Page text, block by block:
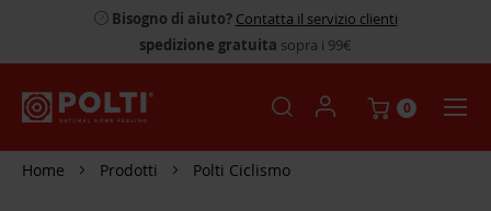
Bisogno di aiuto? Contatta il servizio clienti
spedizione gratuita sopra i 99€
0
Home Prodotti Polti Ciclismo